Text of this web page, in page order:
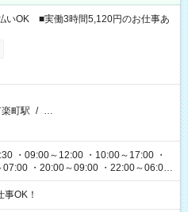
OK ■実働3時間5,120円のお仕事あ
町駅 / …
・09:00～12:00 ・10:00～17:00 ・
・20:00～09:00 ・22:00～06:00
OK！